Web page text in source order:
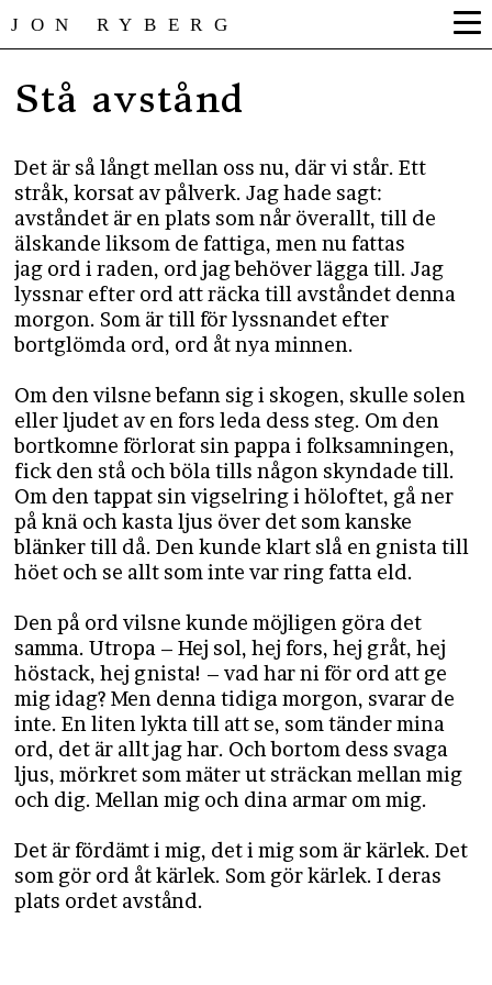
JON RYBERG
Stå avstånd
Det är så långt mellan oss nu, där vi står. Ett
stråk, korsat av pålverk. Jag hade sagt:
avståndet är en plats som når överallt, till de
älskande liksom de fattiga, men nu fattas
jag ord i raden, ord jag behöver lägga till. Jag
lyssnar efter ord att räcka till avståndet denna
morgon. Som är till för lyssnandet efter
bortglömda ord, ord åt nya minnen.
Om den vilsne befann sig i skogen, skulle solen
eller ljudet av en fors leda dess steg. Om den
bortkomne förlorat sin pappa i folksamningen,
fick den stå och böla tills någon skyndade till.
Om den tappat sin vigselring i höloftet, gå ner
på knä och kasta ljus över det som kanske
blänker till då. Den kunde klart slå en gnista till
höet och se allt som inte var ring fatta eld.
Den på ord vilsne kunde möjligen göra det
samma. Utropa – Hej sol, hej fors, hej gråt, hej
höstack, hej gnista! – vad har ni för ord att ge
mig idag? Men denna tidiga morgon, svarar de
inte. En liten lykta till att se, som tänder mina
ord, det är allt jag har. Och bortom dess svaga
ljus, mörkret som mäter ut sträckan mellan mig
och dig. Mellan mig och dina armar om mig.
Det är fördämt i mig, det i mig som är kärlek. Det
som gör ord åt kärlek. Som gör kärlek. I deras
plats ordet avstånd.